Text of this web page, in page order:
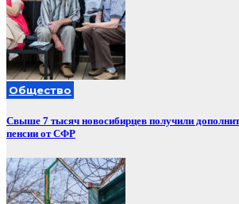
Общество
Свыше 7 тысяч новосибирцев получили
пенсии от СФР